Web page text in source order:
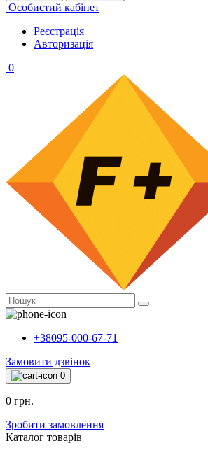
Особистий кабінет
Реєстрація
Авторизація
0
+38095-000-67-71
Замовити дзвінок
0
0 грн.
Зробити замовлення
Каталог товарiв